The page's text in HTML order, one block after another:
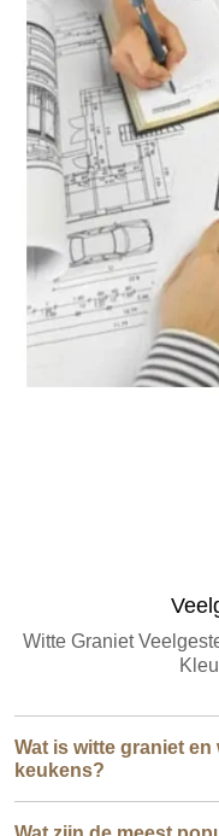
Witte Graniet
Wat is witte graniet
keukens?